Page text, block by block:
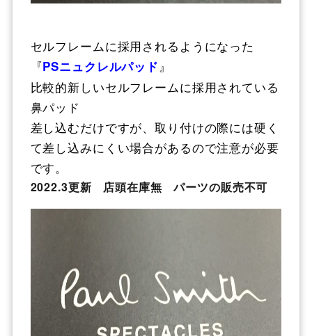
セルフレームに採用されるようになった
『PSニュクレルパッド』
比較的新しいセルフレームに採用されている
鼻パッド
差し込むだけですが、取り付けの際には硬く
て差し込みにくい場合があるので注意が必要
です。
2022.3更新 店頭在庫無 パーツの販売不可